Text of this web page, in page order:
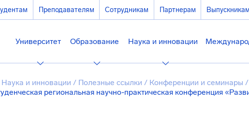
Преподавателям Сотрудникам Партнерам Выпускникам
Университет Образование Наука и инновации
Наука и инновации / Полезные ссылки / Конференции и семинары /
региональная научно-практическая конференция